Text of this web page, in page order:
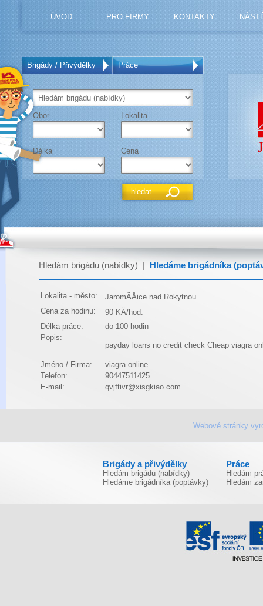
ÚVOD PRO FIRMY KONTAKTY
Brigády / Přivýdělky Práce
Obor Lokalita
Délka Cena
Hledám brigádu (nabídky) Hledáme brigádníka
Lokalita - město:
JaromÄÅice nad Rokytnou
Cena za hodinu:
90 KÄ/hod.
Délka práce:
do 100 hodin
Popis:
payday loans no credit check Cheap viagra
Jméno / Firma:
viagra online
Telefon:
90447511425
E-mail:
qvjftivr@xisgkiao.com
Webové stránky
Brigády a přivýdělky
Hledám brigádu (nabídky)
Hledáme brigádníka (poptávky)
Práce
Hledám
Hledám